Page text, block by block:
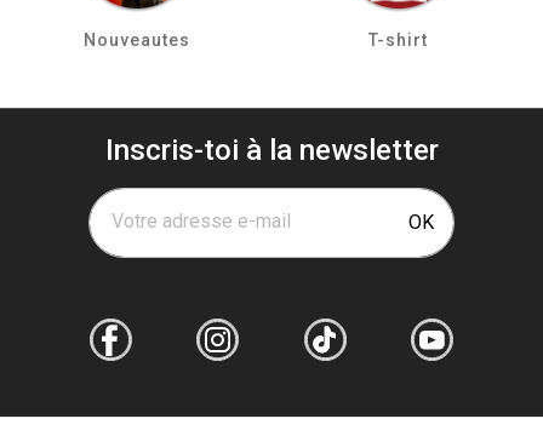
Nouveautes T-shirt
Inscris-toi à la newsletter
Votre adresse e-mail OK